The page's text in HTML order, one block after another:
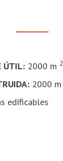
ÚTIL: 2000 m 2
2000 m
edificables